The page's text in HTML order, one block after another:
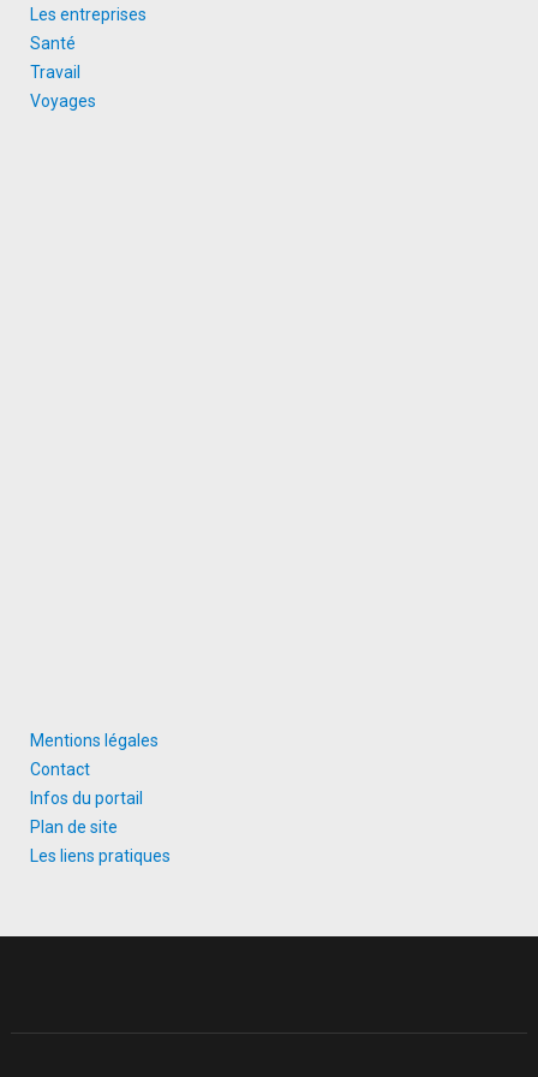
Les entreprises
Santé
Travail
Voyages
Mentions légales
Contact
Infos du portail
Plan de site
Les liens pratiques